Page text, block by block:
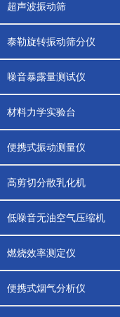
超声波振动筛
泰勒旋转振动筛分仪
噪音暴露量测试仪
材料力学实验台
便携式振动测量仪
高剪切分散乳化机
低噪音无油空气压缩机
燃烧效率测定仪
便携式烟气分析仪